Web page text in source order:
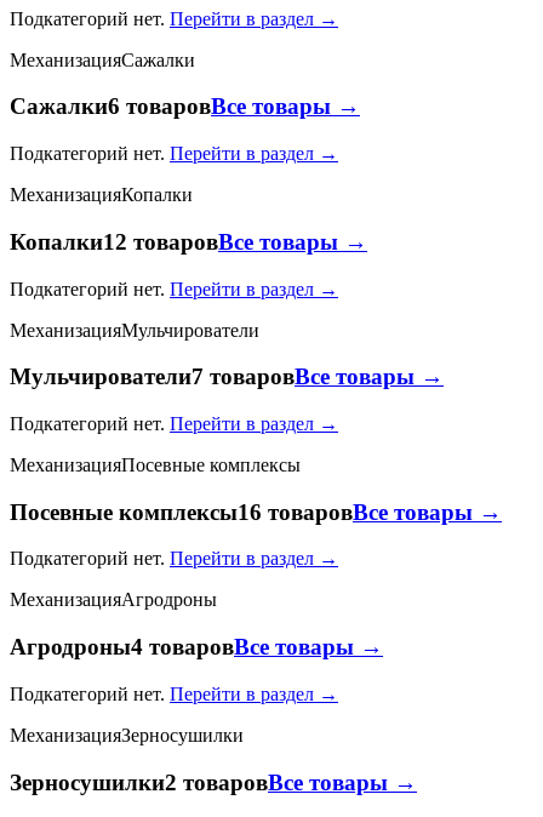
Подкатегорий нет. Перейти в раздел →
МеханизацияСажалки
Сажалки6 товаровВсе товары →
Подкатегорий нет. Перейти в раздел →
МеханизацияКопалки
Копалки12 товаровВсе товары →
Подкатегорий нет. Перейти в раздел →
МеханизацияМульчирователи
Мульчирователи7 товаровВсе товары →
Подкатегорий нет. Перейти в раздел →
МеханизацияПосевные комплексы
Посевные комплексы16 товаровВсе товары →
Подкатегорий нет. Перейти в раздел →
МеханизацияАгродроны
Агродроны4 товаровВсе товары →
Подкатегорий нет. Перейти в раздел →
МеханизацияЗерносушилки
Зерносушилки2 товаровВсе товары →